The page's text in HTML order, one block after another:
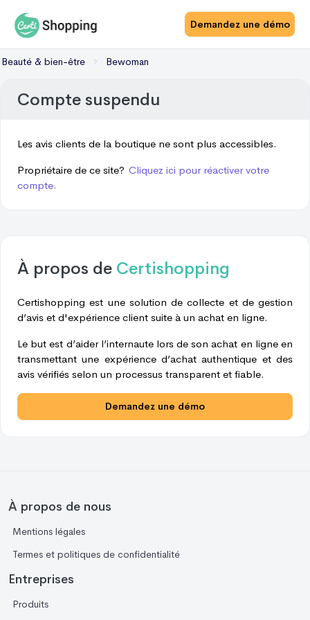
Demandez une démo
Beauté & bien-être Bewoman
Compte suspendu
Les avis clients de la boutique ne sont plus accessibles.
Propriétaire de ce site? Cliquez ici pour réactiver votre
compte.
À propos de Certishopping
Certishopping est une solution de collecte et de gestion
d’avis et d'expérience client suite à un achat en ligne.
Le but est d’aider l’internaute lors de son achat en ligne en
transmettant une expérience d’achat authentique et des
avis vérifiés selon un processus transparent et fiable.
Demandez une démo
À propos de nous
Mentions légales
Termes et politiques de confidentialité
Entreprises
Produits